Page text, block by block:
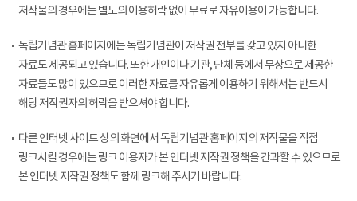
저작물의 경우에는 별도의 이용허락 없이 무료로 자유이용이 가능합니다.
독립기념관 홈페이지에는 독립기념관이 저작권 전부를 갖고 있지 아니한
자료도 제공되고 있습니다. 또한 개인이나 기관, 단체 등에서 무상으로 제공한
자료들도 많이 있으므로 이러한 자료를 자유롭게 이용하기 위해서는 반드시
해당 저작권자의 허락을 받으셔야 합니다.
다른 인터넷 사이트 상의 화면에서 독립기념관 홈페이지의 저작물을 직접
링크시킬 경우에는 링크 이용자가 본 인터넷 저작권 정책을 간과할 수 있으므로
본 인터넷 저작권 정책도 함께 링크해 주시기 바랍니다.